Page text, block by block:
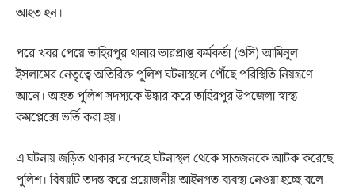
আহত হন।
পরে খবর পেয়ে তাহিরপুর থানার ভারপ্রাপ্ত কর্মকর্তা (ওসি) আমিনুল
ইসলামের নেতৃত্বে অতিরিক্ত পুলিশ ঘটনাস্থলে পৌঁছে পরিস্থিতি নিয়ন্ত্রণে
আনে। আহত পুলিশ সদস্যকে উদ্ধার করে তাহিরপুর উপজেলা স্বাস্থ্য
কমপ্লেক্সে ভর্তি করা হয়।
এ ঘটনায় জড়িত থাকার সন্দেহে ঘটনাস্থল থেকে সাতজনকে আটক করেছে
পুলিশ। বিষয়টি তদন্ত করে প্রয়োজনীয় আইনগত ব্যবস্থা নেওয়া হচ্ছে বলে